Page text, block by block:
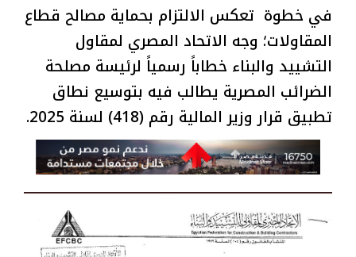
في خطوة تعكس الالتزام بحماية مصالح قطاع
المقاولات؛ وجه الاتحاد المصري لمقاول
التشييد والبناء خطاباً رسمياً لرئيسة مصلحة
الضرائب المصرية يطالب فيه بتوسيع نطاق
تطبيق قرار وزير المالية رقم (418) لسنة 2025.